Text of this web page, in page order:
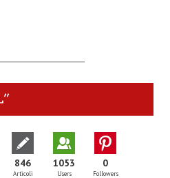
846
Articoli
1053
Users
0
Followers